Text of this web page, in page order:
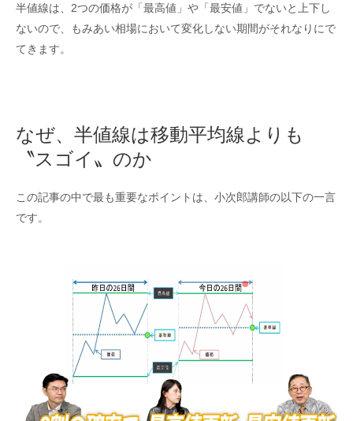
半値線は、2つの価格が「最高値」や「最安値」でないと上下し
ないので、もみあい相場において変化しない期間がそれなりにで
てきます。
なぜ、半値線は移動平均線よりも
〝スゴイ〟のか
この記事の中で最も重要なポイントは、小次郎講師の以下の一言
です。